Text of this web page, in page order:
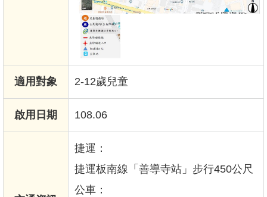
適用對象 2-12歲兒童
啟用日期 108.06
捷運：
捷運板南線「善導寺站」步行450公尺
公車：